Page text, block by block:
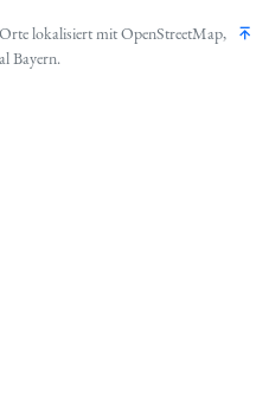
lokalisiert mitOpenStreetMap,
Bayern.